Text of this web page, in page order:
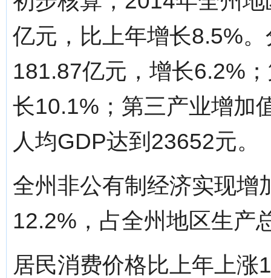
亿元，比上年增长8.5%
181.87亿元，增长6.2%
长10.1%；第三产业增加
人均GDP达到23652元。
全州非公有制经济实现增
12.2%，占全州地区生产
居民消费价格比上年上